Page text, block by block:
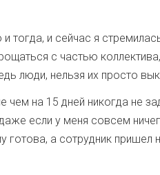
тогда, и сейчас я
с частью
люди, нельзя их просто
на 15 дней никогда не
если у меня совсем
а сотрудник пришел